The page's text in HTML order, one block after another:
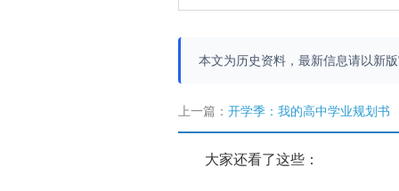
本文为历史资料，最新信息请以新
上一篇： 开学季：我的高中学业规划书
大家还看了这些：